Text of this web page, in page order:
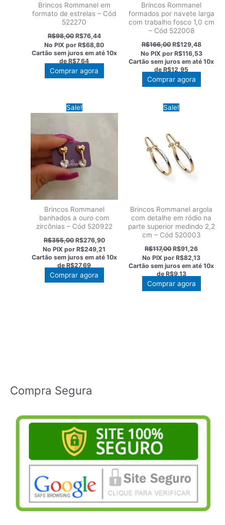
Brincos Rommanel em
formato de estrelas – Cód
522270
R$98,00 O
preço
original
era:
R$98,00.
R$76,44O
preço
atual
é:
R$76,44.
No PIX porR$68,80
Cartão sem juros em até 10x
de R$7,64
Comprar agora
Brincos Rommanel
formados por navete larga
com trabalho fosco 1,0 cm
– Cód 522008
R$166,00 O
preço
original
era:
R$166,00.
R$129,48O
preço
atual
é:
No PIX por R$116,53
Cartão sem juros em até10x
de R$12,95
Comprar agora
Sale!
Brincos Rommanel
banhados a ouro com
zircônias – Cód 520922
R$355,00 O
preço
original
era:
R$355,00.
R$276,90O
preço
atual
é:
R$276,90.
No PIX porR$249,21
Cartão sem juros em até 10x
de R$27,69
Comprar agora
Sale!
Brincos Rommanel argola
com detalhe em ródio na
parte superior medindo 2,2
cm – Cód 520003
R$117,00O
preço
original
era:
R$117,00.
R$91,26O
preço
atual
é:
R$91,26.
No PIX porR$82,13
Cartão sem juros em até10x
deR$9,13
Comprar agora
Compra Segura